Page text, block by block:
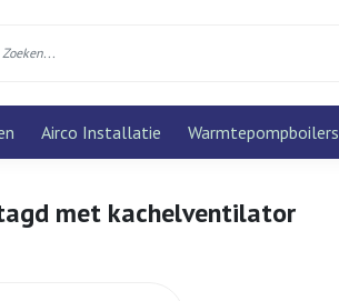
Airco Installatie Warmtepompboilers
met kachelventilator